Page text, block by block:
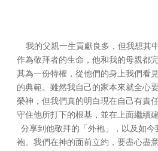
我的父親一生貢獻良多，但我想其
作為敬拜者的生命，他和我的母親都
其為一份特權，從他們的身上我們看
的典範。雖然我自己的家本來就全心
榮神，但我們真的明白現在自己有責
守住他所打下的根基，並在上面繼續
分享到他敬拜的「外袍」，以及如
袍。我們在神的面前立約，要盡心盡